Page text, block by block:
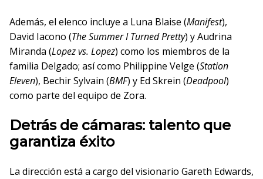
Además, el elenco incluye a Luna Blaise (Manifest),
David Iacono (The Summer I Turned Pretty) y Audrina
Miranda (Lopez vs. Lopez) como los miembros de la
familia Delgado; así como Philippine Velge (Station
Eleven), Bechir Sylvain (BMF) y Ed Skrein (Deadpool)
como parte del equipo de Zora.
Detrás de cámaras: talento que
garantiza éxito
La dirección está a cargo del visionario Gareth Edwards,